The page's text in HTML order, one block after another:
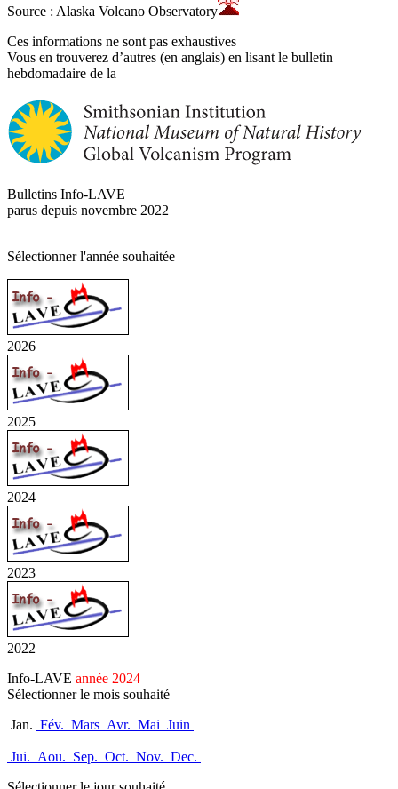
Source : Alaska Volcano Observatory
Ces informations ne sont pas exhaustives
Vous en trouverez d’autres (en anglais) en lisant le bulletin
hebdomadaire de la
Bulletins Info-LAVE
parus depuis novembre 2022
Sélectionner l'année souhaitée
2026
2025
2024
2023
2022
Info-LAVE année 2024
Sélectionner le mois souhaité
Jan. Fév. Mars Avr. Mai Juin
Jui. Aou. Sep. Oct. Nov. Dec.